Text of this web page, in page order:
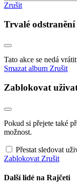
Zrušit
Trvalé odstranění
Tato akce se nedá
Smazat album Zrušit
Zablokovat
Pokud si přejete také
možnost.
Přestat sledovat
Zablokovat Zrušit
Další lidé na Rajčeti